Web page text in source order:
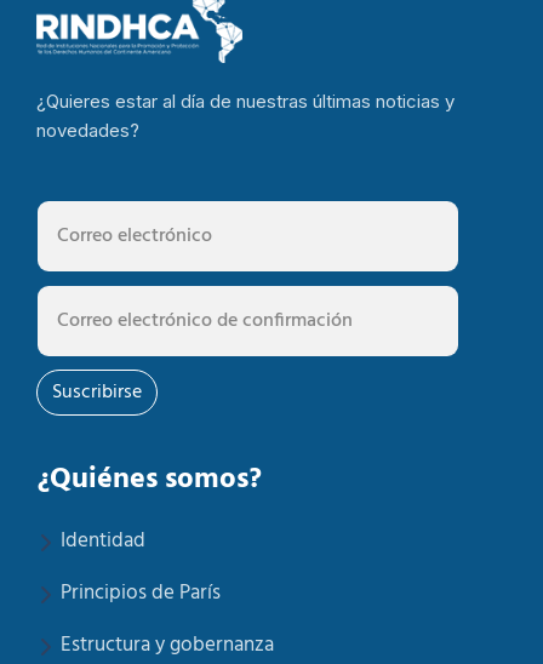
¿Quieres estar al día de nuestras últimas noticias y
novedades?
Suscribirse
¿Quiénes somos?
Identidad
Principios de París
Estructura y gobernanza